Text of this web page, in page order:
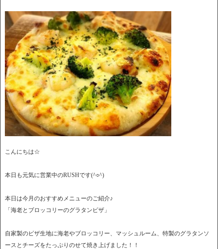
こんにちは☆
本日も元気に営業中のRUSHです(^○^)
本日は今月のおすすめメニューのご紹介♪
「海老とブロッコリーのグラタンピザ」
自家製のピザ生地に海老やブロッコリー、マッシュルーム、特製のグラタンソ
ースとチーズをたっぷりのせて焼き上げました！！